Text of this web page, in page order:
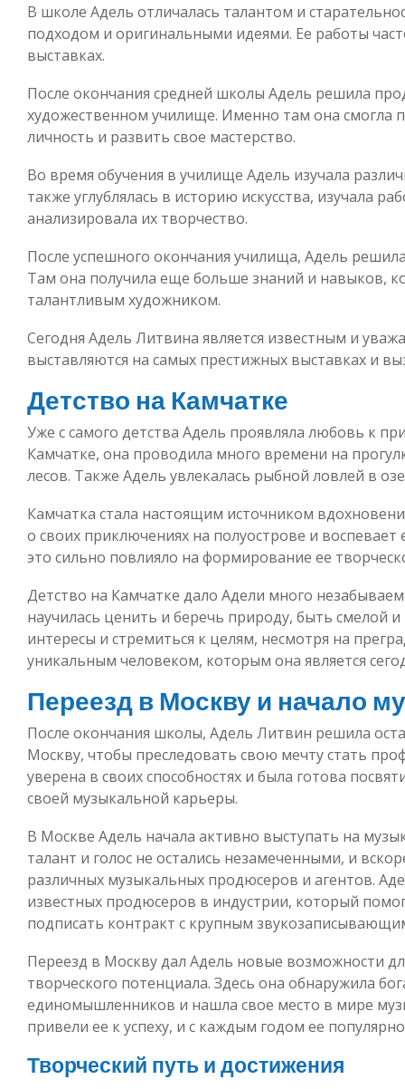
В школе Адель отличалась талантом и
подходом и оригинальными идеями. Ее работы
выставках.
После окончания средней школы Адель решила
художественном училище. Именно там она смогла
личность и развить свое мастерство.
Во время обучения в училище Адель изучала
также углублялась в историю искусства, изучала
анализировала их творчество.
После успешного окончания училища, Адель
Там она получила еще больше знаний и навыков,
талантливым художником.
Сегодня Адель Литвина является известным и
выставляются на самых престижных выставках и
Детство на Камчатке
Уже с самого детства Адель проявляла любовь к
Камчатке, она проводила много времени на
лесов. Также Адель увлекалась рыбной ловлей в
Камчатка стала настоящим источником
о своих приключениях на полуострове и воспевает
это сильно повлияло на формирование ее
Детство на Камчатке дало Адели много
научилась ценить и беречь природу, быть смелой
интересы и стремиться к целям, несмотря на
уникальным человеком, которым она является
Переезд в Москву и начало
После окончания школы, Адель Литвин решила
Москву, чтобы преследовать свою мечту стать
уверена в своих способностях и была готова
своей музыкальной карьеры.
В Москве Адель начала активно выступать на
талант и голос не остались незамеченными, и
различных музыкальных продюсеров и агентов.
известных продюсеров в индустрии, который
подписать контракт с крупным
Переезд в Москву дал Адель новые возможности
творческого потенциала. Здесь она обнаружила
единомышленников и нашла свое место в мире
привели ее к успеху, и с каждым годом ее
Творческий путь и достижения